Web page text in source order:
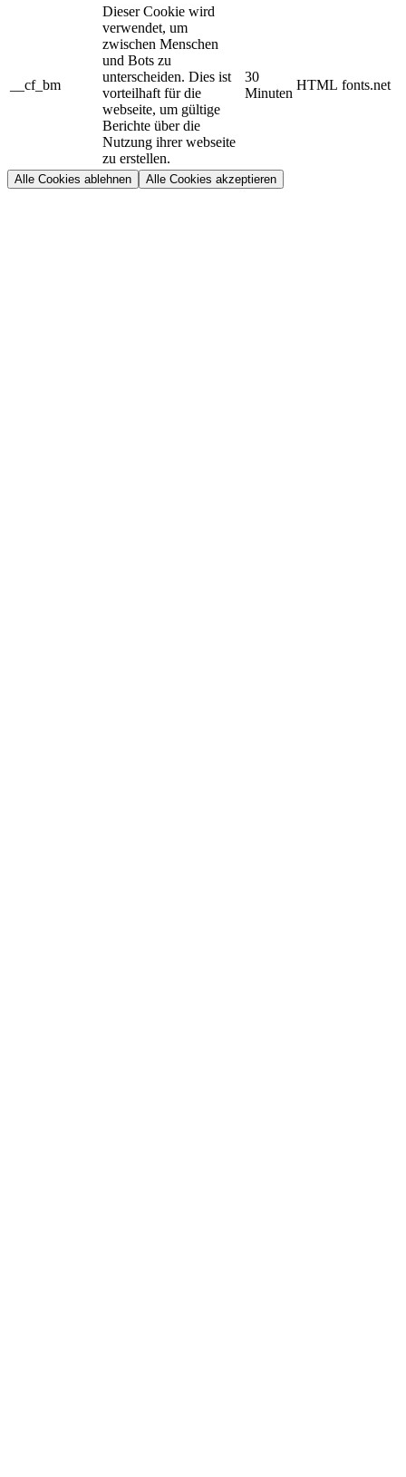
__cf_bm
Dieser Cookie wird
verwendet, um
zwischen Menschen
und Bots zu
unterscheiden. Dies ist
vorteilhaft für die
webseite, um gültige
Berichte über die
Nutzung ihrer webseite
zu erstellen.
30
Minuten
HTML fonts.net
Alle Cookies ablehnen Alle Cookies akzeptieren